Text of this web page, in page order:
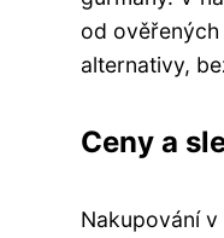
od
alternativy,
Ceny a
Nakupování